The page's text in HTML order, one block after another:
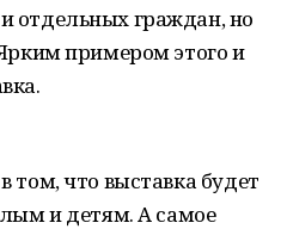
отдельных граждан, но
примером этого и
том, что выставка будет
и детям. А самое